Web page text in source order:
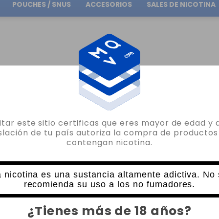
este sitio certificas que eres mayor de edad y
de tu país autoriza la compra de productos
contengan nicotina.
nicotina es una sustancia altamente adictiva. No
recomienda su uso a los no fumadores.
¿Tienes más de 18 años?
Envío gratuito en pedidos superiores a 30.00€
POUCHES / SNUS ACCESORIOS SALES DE NICOTINA
FAT RABBIT 2 RTA HELLVAPE PYREX REPUESTO
HELLVAPE
FAT RABBIT 2 RTA HELLVAPE PYREX
0 VALORACIONES
2,60€
CANTIDAD
- +